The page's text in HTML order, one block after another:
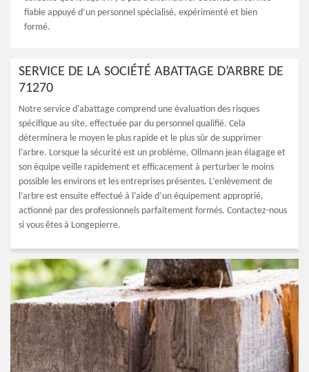
fiable appuyé d’un personnel spécialisé, expérimenté et bien
formé.
SERVICE DE LA SOCIÉTÉ ABATTAGE D’ARBRE DE
71270
Notre service d'abattage comprend une évaluation des risques
spécifique au site, effectuée par du personnel qualifié. Cela
déterminera le moyen le plus rapide et le plus sûr de supprimer
l’arbre. Lorsque la sécurité est un problème, Ollmann jean élagage et
son équipe veille rapidement et efficacement à perturber le moins
possible les environs et les entreprises présentes. L’enlèvement de
l’arbre est ensuite effectué à l’aide d’un équipement approprié,
actionné par des professionnels parfaitement formés. Contactez-nous
si vous êtes à Longepierre.